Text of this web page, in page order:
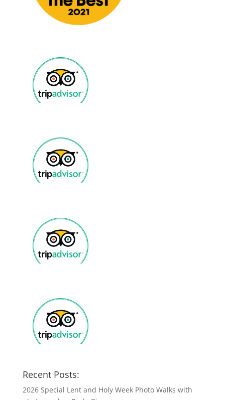
Recent Posts:
2026 Special Lent and Holy Week Photo Walks with